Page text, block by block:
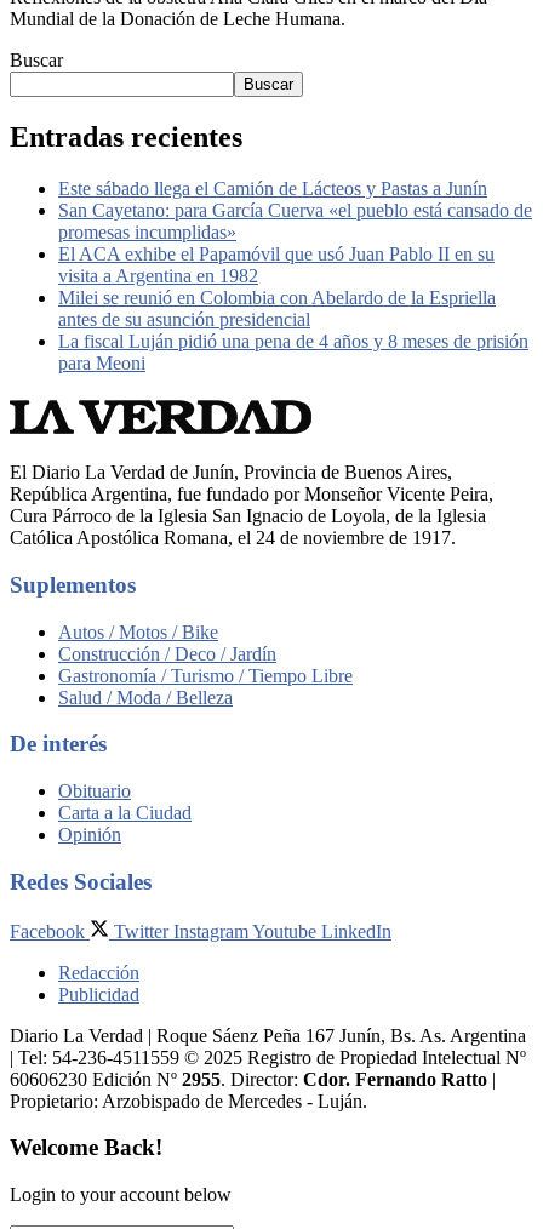
Mundial de la Donación de Leche Humana.
Buscar
Buscar
Entradas recientes
Este sábado llega el Camión de Lácteos y Pastas a Junín
San Cayetano: para García Cuerva «el pueblo está cansado de
promesas incumplidas»
El ACA exhibe el Papamóvil que usó Juan Pablo II en su
visita a Argentina en 1982
Milei se reunió en Colombia con Abelardo de la Espriella
antes de su asunción presidencial
La fiscal Luján pidió una pena de 4 años y 8 meses de prisión
para Meoni
El Diario La Verdad de Junín, Provincia de Buenos Aires,
República Argentina, fue fundado por Monseñor Vicente Peira,
Cura Párroco de la Iglesia San Ignacio de Loyola, de la Iglesia
Católica Apostólica Romana, el 24 de noviembre de 1917.
Suplementos
Autos / Motos / Bike
Construcción / Deco / Jardín
Gastronomía / Turismo / Tiempo Libre
Salud / Moda / Belleza
De interés
Obituario
Carta a la Ciudad
Opinión
Redes Sociales
Facebook Twitter InstagramYoutube LinkedIn
Redacción
Publicidad
Diario La Verdad | Roque Sáenz Peña 167 Junín, Bs. As. Argentina
| Tel: 54-236-4511559 © 2025 Registro de Propiedad Intelectual Nº
60606230 Edición Nº 2955. Director:​ Cdor. Fernando Ratto |
Propietario:​ Arzobispado de Mercedes - Luján.
Welcome Back!
Login to your account below